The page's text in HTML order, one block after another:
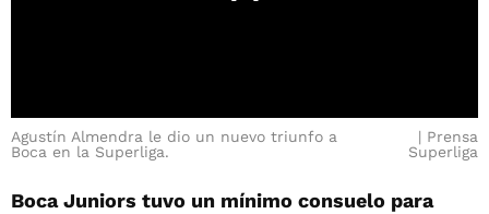
Agustín Almendra le dio un nuevo triunfo a
Boca en la Superliga.
Prensa
Superliga
Boca Juniors tuvo un mínimo consuelo para